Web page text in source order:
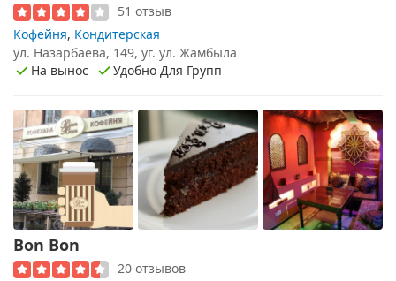
51 отзыв
Кофейня, Кондитерская
ул. Назарбаева, 149, уг. ул. Жамбыла
На вынос
Удобно Для Групп
Bon Bon
20 отзывов